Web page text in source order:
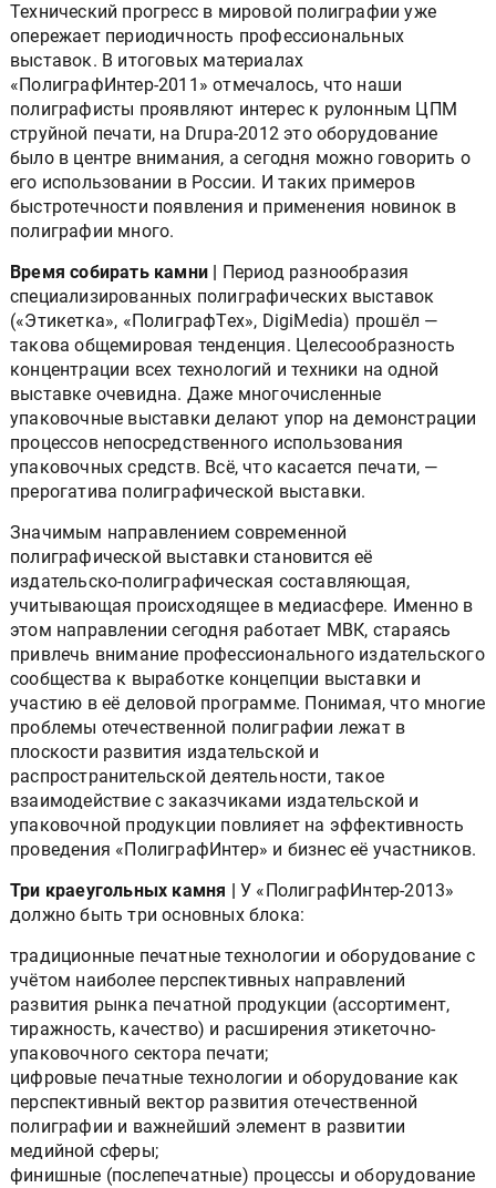
Технический прогресс в мировой полиграфии уже
опережает периодичность профессиональных
выставок. В итоговых материалах
«ПолиграфИнтер-2011» отмечалось, что наши
полиграфисты проявляют интерес к рулонным ЦПМ
струйной печати, на Drupa-2012 это оборудование
было в центре внимания, а сегодня можно говорить о
его использовании в России. И таких примеров
быстротечности появления и применения новинок в
полиграфии много.
Время собирать камни | Период разнообразия
специализированных полиграфических выставок
(«Этикетка», «ПолиграфТех», DigiMedia) прошёл —
такова общемировая тенденция. Целесообразность
концентрации всех технологий и техники на одной
выставке очевидна. Даже многочисленные
упаковочные выставки делают упор на демонстрации
процессов непосредственного использования
упаковочных средств. Всё, что касается печати, —
прерогатива полиграфической выставки.
Значимым направлением современной
полиграфической выставки становится её
издательско-полиграфическая составляющая,
учитывающая происходящее в медиасфере. Именно в
этом направлении сегодня работает МВК, стараясь
привлечь внимание профессионального издательского
сообщества к выработке концепции выставки и
участию в её деловой программе. Понимая, что многие
проблемы отечественной полиграфии лежат в
плоскости развития издательской и
распространительской деятельности, такое
взаимодействие с заказчиками издательской и
упаковочной продукции повлияет на эффективность
проведения «ПолиграфИнтер» и бизнес её участников.
Три краеугольных камня | У «ПолиграфИнтер-2013»
должно быть три основных блока:
традиционные печатные технологии и оборудование с
учётом наиболее перспективных направлений
развития рынка печатной продукции (ассортимент,
тиражность, качество) и расширения этикеточно-
упаковочного сектора печати;
цифровые печатные технологии и оборудование как
перспективный вектор развития отечественной
полиграфии и важнейший элемент в развитии
медийной сферы;
финишные (послепечатные) процессы и оборудование